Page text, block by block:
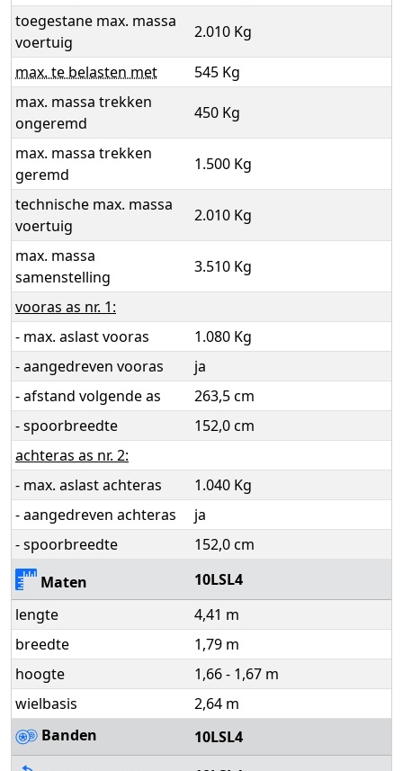
toegestane max. massa
voertuig
2.010 Kg
max. te belasten met
545 Kg
max. massa trekken
ongeremd
450 Kg
max. massa trekken
geremd
1.500 Kg
technische max. massa
voertuig
2.010 Kg
max. massa
samenstelling
3.510 Kg
vooras as nr. 1:
- max. aslast vooras
1.080 Kg
- aangedreven vooras
ja
- afstand volgende as
263,5 cm
- spoorbreedte
152,0 cm
achteras as nr. 2:
- max. aslast achteras
1.040 Kg
- aangedreven achteras
ja
- spoorbreedte
152,0 cm
Maten
10LSL4
lengte
4,41 m
breedte
1,79 m
hoogte
1,66 - 1,67 m
wielbasis
2,64 m
Banden
10LSL4